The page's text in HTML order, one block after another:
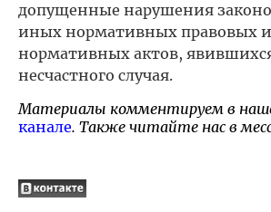
допущенные нарушения
иных нормативных правовых
нормативных актов,
несчастного случая.
Материалы комментируем в
канале. Также читайте нас в